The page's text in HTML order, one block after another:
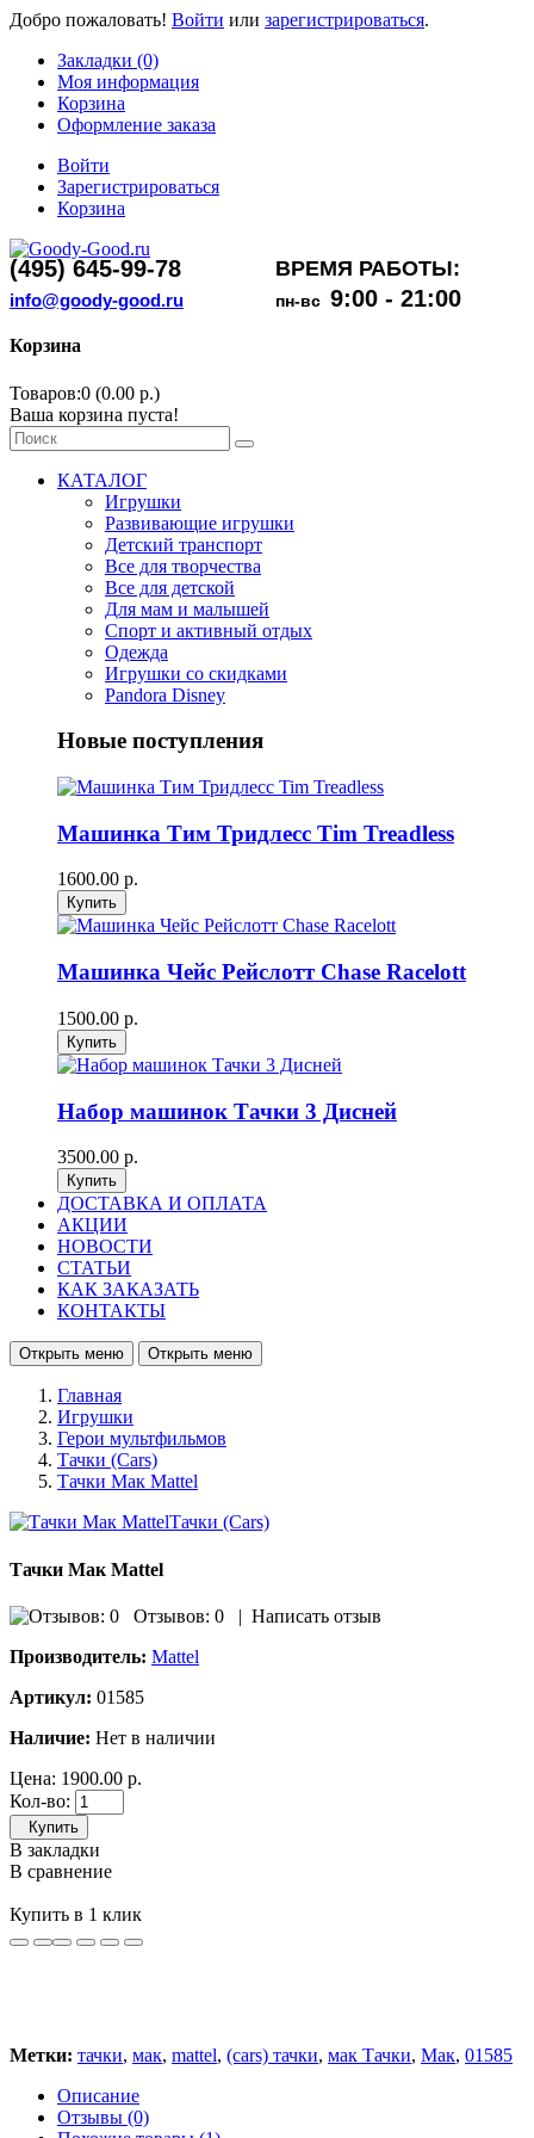
Добро пожаловать! Войти или зарегистрироваться.
Закладки (0)
Моя информация
Корзина
Оформление заказа
Войти
Зарегистрироваться
Корзина
(495) 645-99-78 ВРЕМЯ РАБОТЫ:
info@goody-good.ru пн-вс 9:00 - 21:00
Корзина
Товаров:0 (0.00 р.)
Ваша корзина пуста!
КАТАЛОГ
Игрушки
Развивающие игрушки
Детский транспорт
Все для творчества
Все для детской
Для мам и малышей
Спорт и активный отдых
Одежда
Игрушки со скидками
Pandora Disney
Новые поступления
Машинка Тим Тридлесс Tim Treadless
1600.00 р.
Машинка Чейс Рейслотт Chase Racelott
1500.00 р.
Набор машинок Тачки 3 Дисней
3500.00 р.
ДОСТАВКА И ОПЛАТА
АКЦИИ
НОВОСТИ
СТАТЬИ
КАК ЗАКАЗАТЬ
КОНТАКТЫ
Открыть меню Открыть меню
Главная
Игрушки
Герои мультфильмов
Тачки (Cars)
Тачки Мак Mattel
Тачки Мак Mattel
Отзывов: 0 | Написать отзыв
Производитель: Mattel
Артикул: 01585
Наличие: Нет в наличии
Цена: 1900.00 р.
Кол-во:
Купить
В закладки
В сравнение
Купить в 1 клик
Метки: тачки, мак, mattel, (cars) тачки, мак Тачки, Мак, 01585
Описание
Отзывы (0)